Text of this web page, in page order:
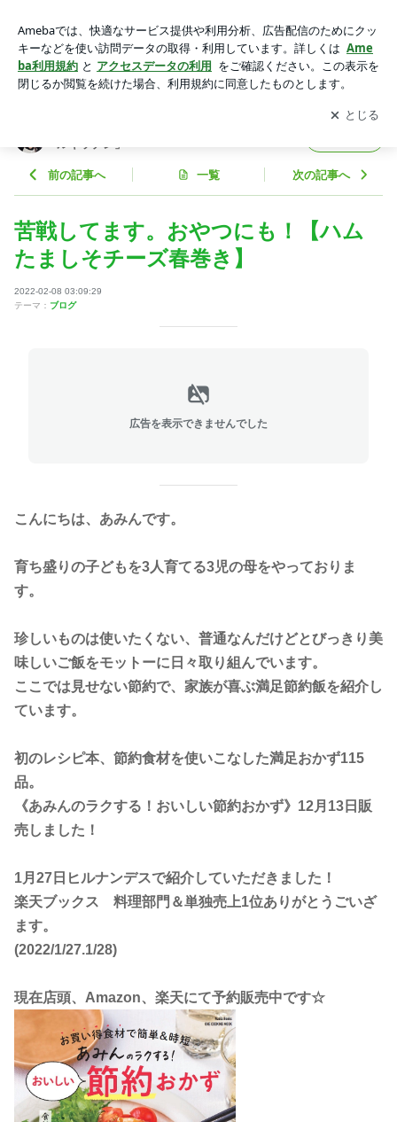
あみんオフィシャルブログ「あみんのスマイルキッチン」 Po
wered by Ameba
アプリをダウンロードして ブログの更新通知
を受け取りまし
ょう。
開く
ルキッチン」
前の記事へ 一覧 次の記事へ
苦戦してます。おやつにも！【ハム
たましそチーズ春巻き】
2022-02-08 03:09:29
テーマ： ブログ
広告を表示できませんでした
こんにちは、あみんです。
育ち盛りの子どもを3人育てる3児の母をやっておりま
す。
珍しいものは使いたくない、 普通なんだけどとびっきり美
味しいご飯をモットーに日々取り組んでいます。
ここでは 見せない節約で、家族が喜ぶ満足節約飯を紹介し
ています。
初のレシピ本、節約食材を使いこなした満足おかず115
品。
《あみんのラクする！おいしい節約おかず》12月13日販
売しました！
1月27日ヒルナンデスで紹介していただきました！
楽天ブックス 料理部門＆単独売上1位ありがとうごいざ
ます。
(2022/1/27.1/28)
現在店頭、Amazon、楽天にて予約販売中です☆